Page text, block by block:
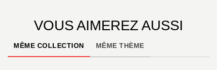
VOUS AIMEREZ AUSSI
MÊME COLLECTION MÊME THÈME